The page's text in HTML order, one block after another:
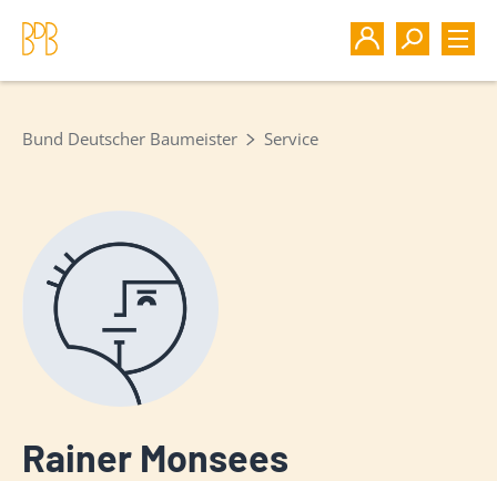
Bund Deutscher Baumeister Service
Rainer Monsees